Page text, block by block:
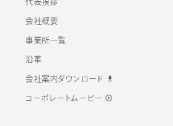
会社概要
事業所一覧
沿革
会社案内ダウンロード download
コーポレートムービー play_circle_outline